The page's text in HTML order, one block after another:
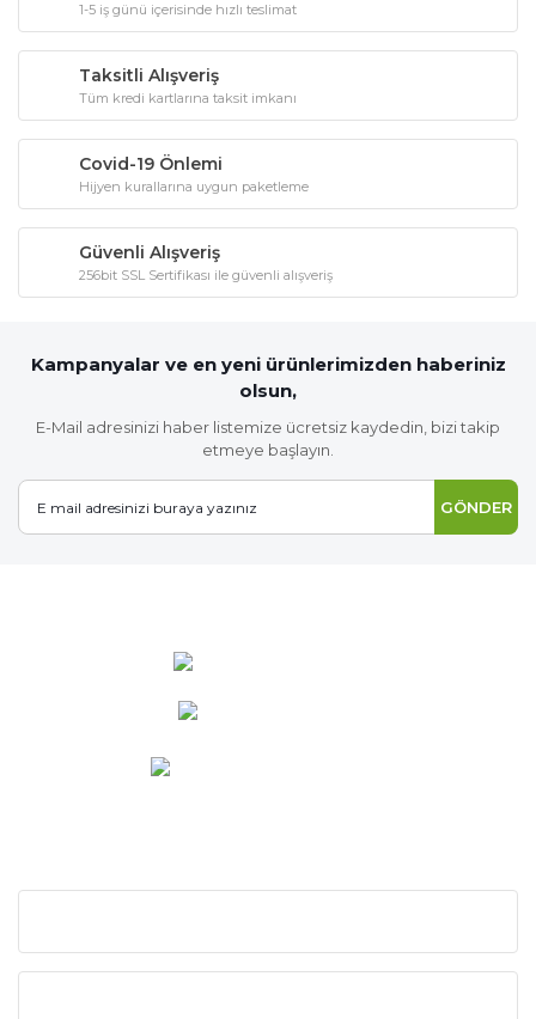
1-5 iş günü içerisinde hızlı teslimat
Taksitli Alışveriş
Tüm kredi kartlarına taksit imkanı
Covid-19 Önlemi
Hijyen kurallarına uygun paketleme
Güvenli Alışveriş
256bit SSL Sertifikası ile güvenli alışveriş
Kampanyalar ve en yeni ürünlerimizden haberiniz
olsun,
E-Mail adresinizi haber listemize ücretsiz kaydedin, bizi takip
etmeye başlayın.
GÖNDER